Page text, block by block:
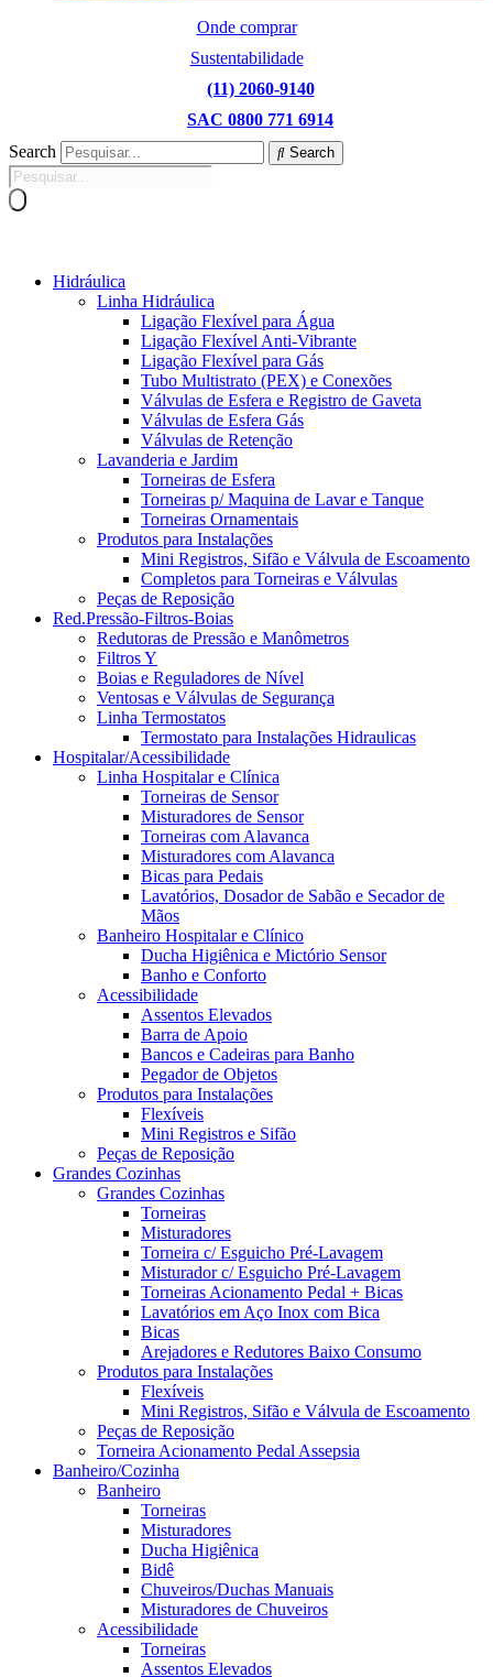
Onde comprar
Sustentabilidade
(11) 2060-9140
SAC 0800 771 6914
Search
Search
Pesquisar
produtos
Hidráulica
Linha Hidráulica
Ligação Flexível para Água
Ligação Flexível Anti-Vibrante
Ligação Flexível para Gás
Tubo Multistrato (PEX) e Conexões
Válvulas de Esfera e Registro de Gaveta
Válvulas de Esfera Gás
Válvulas de Retenção
Lavanderia e Jardim
Torneiras de Esfera
Torneiras p/ Maquina de Lavar e Tanque
Torneiras Ornamentais
Produtos para Instalações
Mini Registros, Sifão e Válvula de Escoamento
Completos para Torneiras e Válvulas
Peças de Reposição
Red.Pressão-Filtros-Boias
Redutoras de Pressão e Manômetros
Filtros Y
Boias e Reguladores de Nível
Ventosas e Válvulas de Segurança
Linha Termostatos
Termostato para Instalações Hidraulicas
Hospitalar/Acessibilidade
Linha Hospitalar e Clínica
Torneiras de Sensor
Misturadores de Sensor
Torneiras com Alavanca
Misturadores com Alavanca
Bicas para Pedais
Lavatórios, Dosador de Sabão e Secador de
Mãos
Banheiro Hospitalar e Clínico
Ducha Higiênica e Mictório Sensor
Banho e Conforto
Acessibilidade
Assentos Elevados
Barra de Apoio
Bancos e Cadeiras para Banho
Pegador de Objetos
Produtos para Instalações
Flexíveis
Mini Registros e Sifão
Peças de Reposição
Grandes Cozinhas
Grandes Cozinhas
Torneiras
Misturadores
Torneira c/ Esguicho Pré-Lavagem
Misturador c/ Esguicho Pré-Lavagem
Torneiras Acionamento Pedal + Bicas
Lavatórios em Aço Inox com Bica
Bicas
Arejadores e Redutores Baixo Consumo
Produtos para Instalações
Flexíveis
Mini Registros, Sifão e Válvula de Escoamento
Peças de Reposição
Torneira Acionamento Pedal Assepsia
Banheiro/Cozinha
Banheiro
Torneiras
Misturadores
Ducha Higiênica
Bidê
Chuveiros/Duchas Manuais
Misturadores de Chuveiros
Acessibilidade
Torneiras
Assentos Elevados